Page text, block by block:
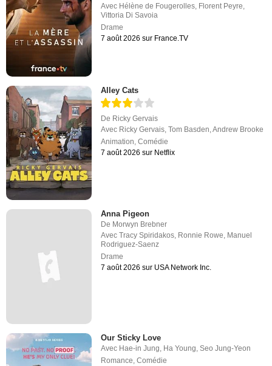
Avec Hélène de Fougerolles Florent Peyre
Vittoria Di Savoia
Drame
7 août 2026 sur France.TV
Alley Cats
De Ricky Gervais
Avec Ricky Gervais,Tom Basden,Andrew Brooke
Animation,Comédie
7 août 2026 sur Netflix
Anna Pigeon
De Morwyn Brebner
AvecTracy Spiridakos, Ronnie Rowe, Manuel
Rodriguez-Saenz
Drame
7 août 2026 sur USA Network Inc.
Our Sticky Love
Avec Hae-in Jung Ha Young ,Seo Jung-Yeon
Romance ,Comédie